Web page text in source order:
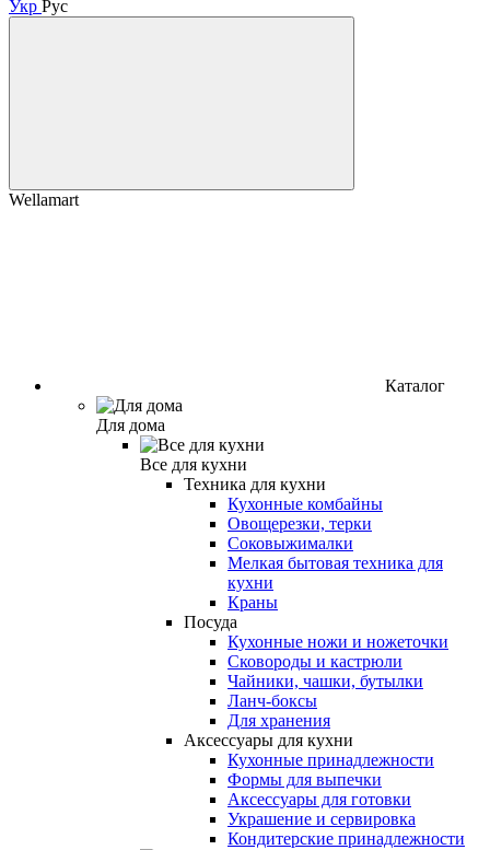
Укр Рус
Wellamart
Каталог
Для дома
Все для кухни
Техника для кухни
Кухонные комбайны
Овощерезки, терки
Соковыжималки
Мелкая бытовая техника для
кухни
Краны
Посуда
Кухонные ножи и ножеточки
Сковороды и кастрюли
Чайники, чашки, бутылки
Ланч-боксы
Для хранения
Аксессуары для кухни
Кухонные принадлежности
Формы для выпечки
Аксессуары для готовки
Украшение и сервировка
Кондитерские принадлежности